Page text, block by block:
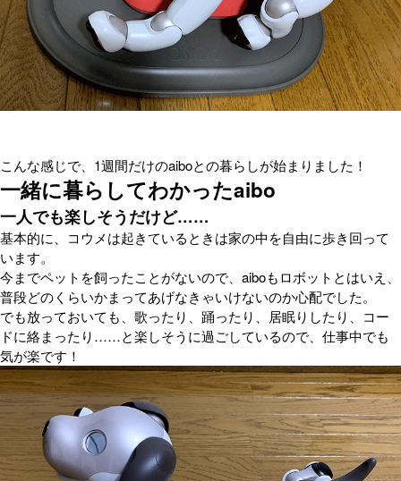
こんな感じで、1週間だけのaiboとの暮らしが始まりました！
一緒に暮らしてわかったaibo
一人でも楽しそうだけど……
基本的に、コウメは起きているときは家の中を自由に歩き回って
います。
今までペットを飼ったことがないので、aiboもロボットとはいえ、
普段どのくらいかまってあげなきゃいけないのか心配でした。
でも放っておいても、歌ったり、踊ったり、居眠りしたり、コー
ドに絡まったり……と楽しそうに過ごしているので、仕事中でも
気が楽です！